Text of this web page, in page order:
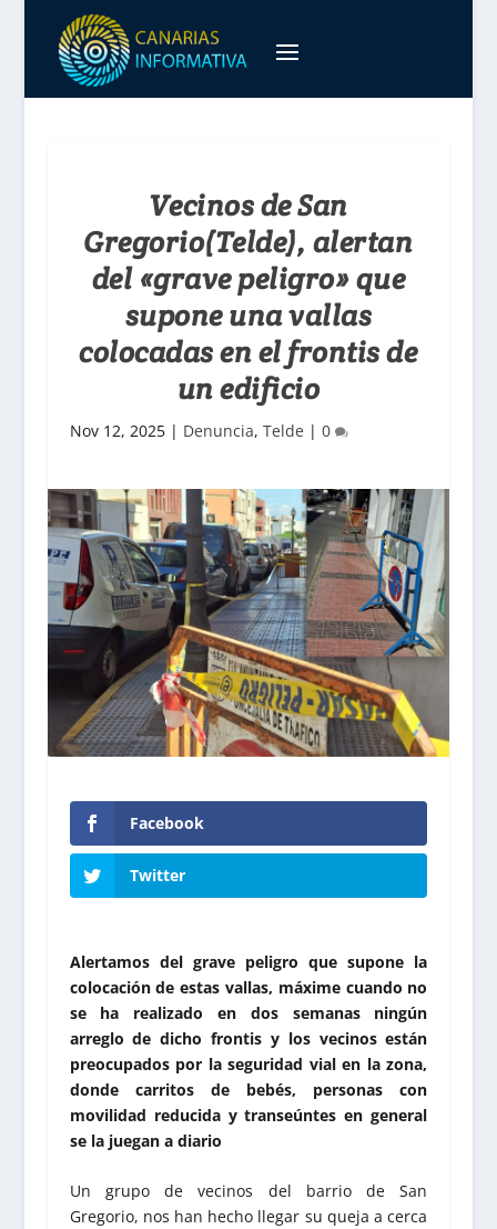
Vecinos de San
Gregorio(Telde), alertan
del «grave peligro» que
supone una vallas
colocadas en el frontis de
un edificio
Nov 12, 2025| Denuncia, Telde | 0
Facebook
Twitter
Alertamos del grave peligro que supone la
colocación de estas vallas, máxime cuando no
se ha realizado en dos semanas ningún
arreglo de dicho frontis y los vecinos están
preocupados por la seguridad vial en la zona,
donde carritos de bebés, personas con
movilidad reducida y transeúntes en general
se la juegan a diario
Un grupo de vecinos del barrio de San
Gregorio, nos han hecho llegar su queja a cerca